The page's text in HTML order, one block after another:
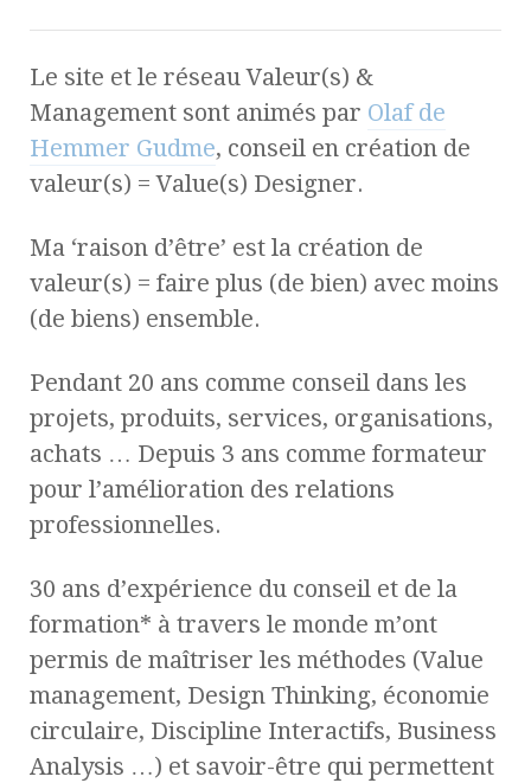
Le site et le réseau Valeur(s) &
Management sont animés par Olaf de
Hemmer Gudme, conseil en création de
valeur(s) = Value(s) Designer.
Ma ‘raison d’être’ est la création de
valeur(s) = faire plus (de bien) avec moins
(de biens) ensemble.
Pendant 20 ans comme conseil dans les
projets, produits, services, organisations,
achats … Depuis 3 ans comme formateur
pour l’amélioration des relations
professionnelles.
30 ans d’expérience du conseil et de la
formation* à travers le monde m’ont
permis de maîtriser les méthodes (Value
management, Design Thinking, économie
circulaire, Discipline Interactifs, Business
Analysis …) et savoir-être qui permettent